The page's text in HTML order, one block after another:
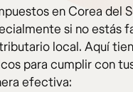
en Corea del
si no estás
local. Aquí
para cumplir con
efectiva: